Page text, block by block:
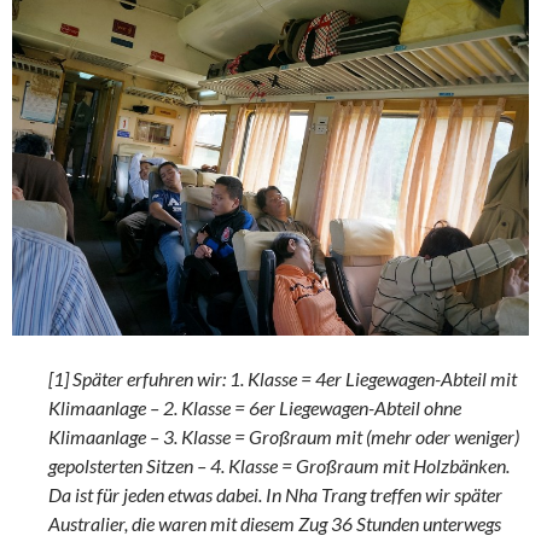
[1] Später erfuhren wir: 1. Klasse = 4er Liegewagen-Abteil mit
Klimaanlage – 2. Klasse = 6er Liegewagen-Abteil ohne
Klimaanlage – 3. Klasse = Großraum mit (mehr oder weniger)
gepolsterten Sitzen – 4. Klasse = Großraum mit Holzbänken.
Da ist für jeden etwas dabei. In Nha Trang treffen wir später
Australier, die waren mit diesem Zug 36 Stunden unterwegs